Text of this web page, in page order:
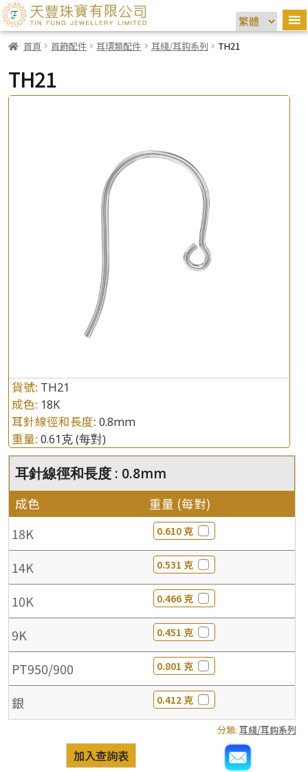
首頁 首飾配件 耳環類配件 耳綫/耳鈎系列 TH21
TH21
貨號: TH21
成色: 18K
耳針線徑和長度: 0.8mm
重量: 0.61克(每對)
耳針線徑和長度 : 0.8mm
成色 重量 (每對)
18K 0.610 克
14K 0.531 克
10K 0.466 克
9K 0.451 克
PT950/900 0.801 克
銀 0.412 克
分類: 耳綫/耳鈎系列
加入查詢表